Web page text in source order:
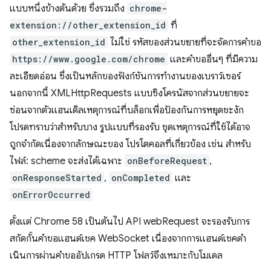
แบบหนึ่งข้างต้นด้วย ซึ่งรวมถึง chrome-
extension://other_extension_id ที่
other_extension_id ไม่ใช่ รหัสของส่วนขยายที่จะจัดการคำขอ
https://www.google.com/chrome และคำขออื่นๆ ที่มีความ
ละเอียดอ่อน ซึ่งเป็นหลักของฟังก์ชันการทำงานของเบราว์เซอร์
นอกจากนี้ XMLHttpRequests แบบซิงโครนัสจากส่วนขยายจะ
ซ่อนจากตัวแฮนเดิลเหตุการณ์ที่บล็อกเพื่อป้องกันการหยุดชะงัก
โปรดทราบว่าสำหรับบาง รูปแบบที่รองรับ ชุดเหตุการณ์ที่ใช้ได้อาจ
ถูกจำกัดเนื่องจากลักษณะของ โปรโตคอลที่เกี่ยวข้อง เช่น สำหรับ
ไฟล์: scheme จะส่งได้เฉพาะ onBeforeRequest ,
onResponseStarted , onCompleted และ
onErrorOccurred
ตั้งแต่ Chrome 58 เป็นต้นไป API webRequest จะรองรับการ
สกัดกั้นคำขอแฮนด์เชค WebSocket เนื่องจากการแฮนด์เชคดำ
เนินการผ่านคำขออัปเกรด HTTP โฟลว์จึงเหมาะกับโมเดล